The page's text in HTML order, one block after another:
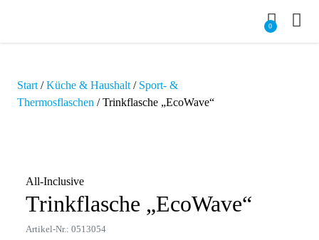
0
Start /Küche & Haushalt / Sport- &
Thermosflaschen / Trinkflasche „EcoWave“
All-Inclusive
Trinkflasche „EcoWave“
Artikel-Nr.: 0513054